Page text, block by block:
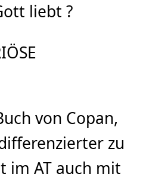
liebt ?
von Copan,
zu
im AT auch mit